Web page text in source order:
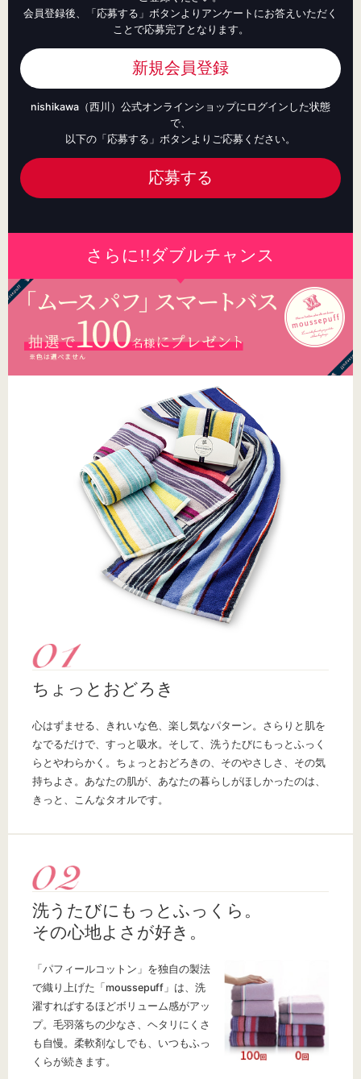
会員登録後、「応募する」ボタンよりアンケートにお答えいただく
ことで応募完了となります。
新規会員登録
nishikawa（西川）公式オンラインショップにログインした状態
で、
以下の「応募する」ボタンよりご応募ください。
応募する
さらに!!ダブルチャンス
ちょっとおどろき
心はずませる、きれいな色、楽し気なパターン。さらりと肌を
なでるだけで、すっと吸水。そして、洗うたびにもっとふっく
らとやわらかく。ちょっとおどろきの、そのやさしさ、その気
持ちよさ。あなたの肌が、あなたの暮らしがほしかったのは、
きっと、こんなタオルです。
洗うたびにもっとふっくら。
その心地よさが好き。
「パフィールコットン」を独自の製法
で織り上げた「moussepuff」は、洗
濯すればするほどボリューム感がアッ
プ。毛羽落ちの少なさ、ヘタリにくさ
も自慢。柔軟剤なしでも、いつもふっ
くらが続きます。